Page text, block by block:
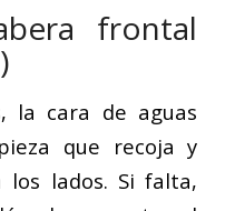
frontal
la cara de aguas
que recoja y
lados. Si falta,